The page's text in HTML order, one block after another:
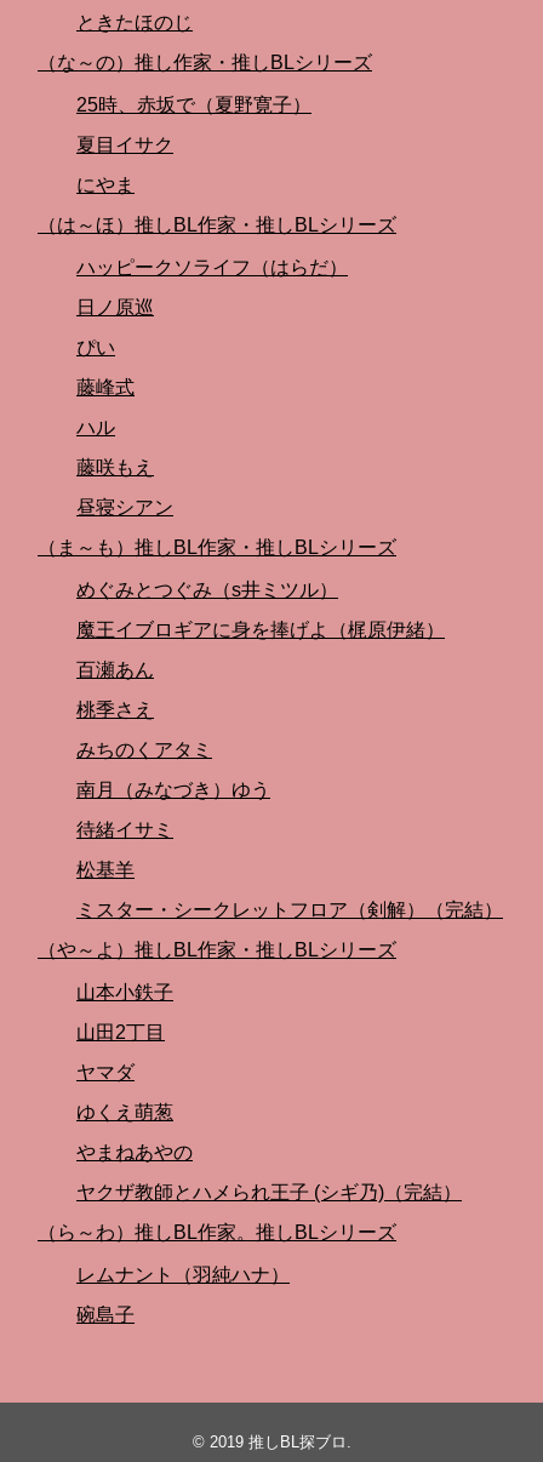
ときたほのじ
（な～の）推し作家・推しBLシリーズ
25時、赤坂で（夏野寛子）
夏目イサク
にやま
（は～ほ）推しBL作家・推しBLシリーズ
ハッピークソライフ（はらだ）
日ノ原巡
ぴい
藤峰式
ハル
藤咲もえ
昼寝シアン
（ま～も）推しBL作家・推しBLシリーズ
めぐみとつぐみ（s井ミツル）
魔王イブロギアに身を捧げよ（梶原伊緒）
百瀬あん
桃季さえ
みちのくアタミ
南月（みなづき）ゆう
待緒イサミ
松基羊
ミスター・シークレットフロア（剣解）（完結）
（や～よ）推しBL作家・推しBLシリーズ
山本小鉄子
山田2丁目
ヤマダ
ゆくえ萌葱
やまねあやの
ヤクザ教師とハメられ王子 (シギ乃)（完結）
（ら～わ）推しBL作家。推しBLシリーズ
レムナント（羽純ハナ）
碗島子
© 2019 推しBL探ブロ .